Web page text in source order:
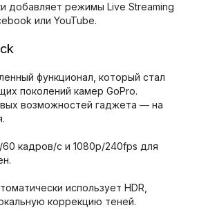
добавляет режимы Live Streaming
или YouTube.
функционал, который стал
поколений камер GoPro.
возможностей гаджета — на
кадров/с и 1080p/240fps для
использует HDR,
коррекцию теней.